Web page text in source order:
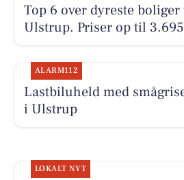
Top 6 over dyreste
Ulstrup. Priser op til
ALARM112
Lastbiluheld med
i Ulstrup
LOKALT NYT